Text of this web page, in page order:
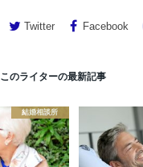
Twitter Facebook
このライターの最新記事
結婚相談所